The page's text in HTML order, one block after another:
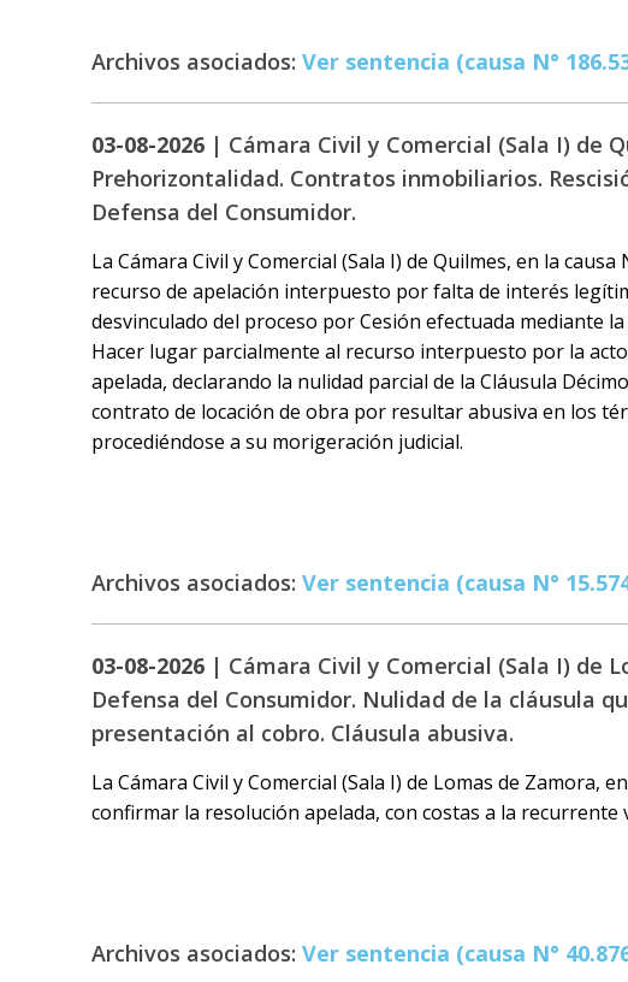
Archivos asociados: Ver sentencia (causa N°
03-08-2026 | Cámara Civil y Comercial (Sala I) de
Prehorizontalidad. Contratos inmobiliarios.
Defensa del Consumidor.
La Cámara Civil y Comercial (Sala I) de Quilmes, en la
recurso de apelación interpuesto por falta de interés
desvinculado del proceso por Cesión efectuada mediante
Hacer lugar parcialmente al recurso interpuesto por la
apelada, declarando la nulidad parcial de la Cláusula
contrato de locación de obra por resultar abusiva en los
procediéndose a su morigeración judicial.
Archivos asociados: Ver sentencia (causa N°
03-08-2026 | Cámara Civil y Comercial (Sala I) de
Defensa del Consumidor. Nulidad de la cláusula
presentación al cobro. Cláusula abusiva.
La Cámara Civil y Comercial (Sala I) de Lomas de Zamora,
confirmar la resolución apelada, con costas a la recurrente
Archivos asociados: Ver sentencia (causa N°